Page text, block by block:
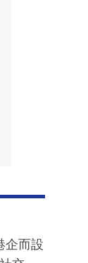
企而設